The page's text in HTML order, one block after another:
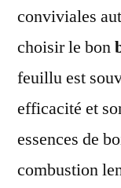
conviviales
choisir le bon
feuillu est
efficacité et
essences de
combustion